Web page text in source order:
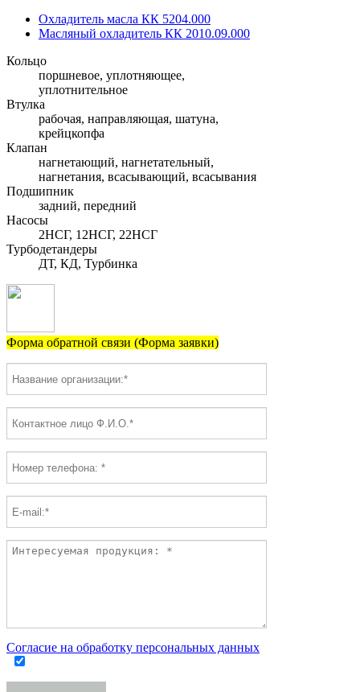
Охладитель масла КК 5204.000
Масляный охладитель КК 2010.09.000
Кольцо
поршневое, уплотняющее,
уплотнительное
Втулка
рабочая, направляющая, шатуна,
крейцкопфа
Клапан
нагнетающий, нагнетательный,
нагнетания, всасывающий, всасывания
Подшипник
задний, передний
Насосы
2НСГ, 12НСГ, 22НСГ
Турбодетандеры
ДТ, КД, Турбинка
Форма обратной связи (Форма заявки)
Согласие на обработку персональных данных